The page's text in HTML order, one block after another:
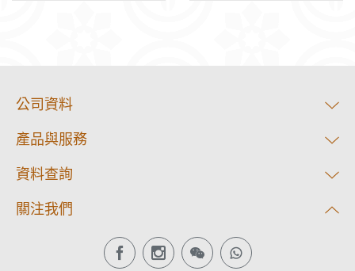
公司資料
產品與服務
資料查詢
關注我們